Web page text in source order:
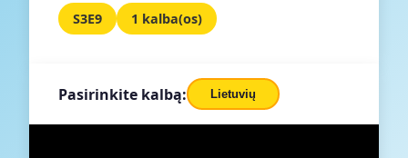
S3E9 1 kalba(os)
Pasirinkite kalbą: Lietuvių